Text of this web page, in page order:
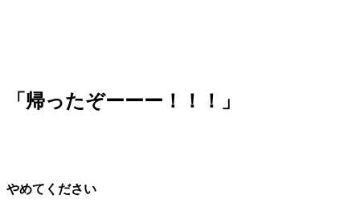
「帰ったぞーーー！！！」
やめてください